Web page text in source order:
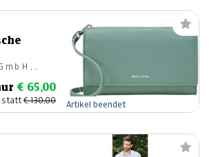
€ 65,00
statt€ 130,00 Artikel beendet